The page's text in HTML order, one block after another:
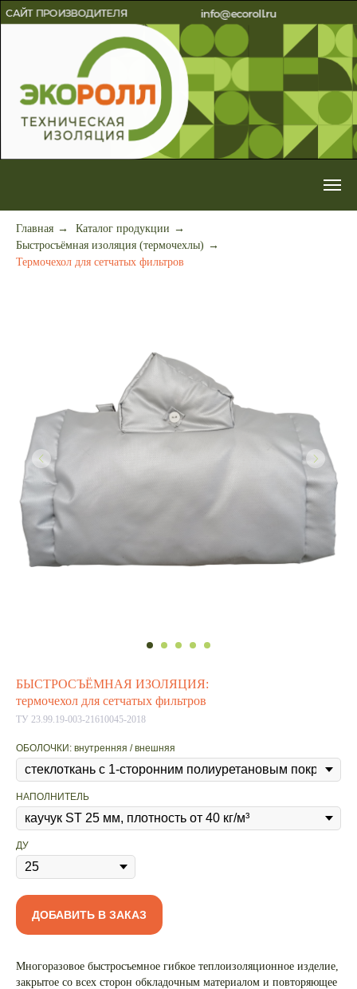
Главная → Каталог продукции →
Быстросъёмная изоляция (термочехлы) →
Термочехол для сетчатых фильтров
БЫСТРОСЪЁМНАЯ ИЗОЛЯЦИЯ:
термочехол для сетчатых фильтров
ТУ 23.99.19-003-21610045-2018
ОБОЛОЧКИ: внутренняя / внешняя
НАПОЛНИТЕЛЬ
ДУ
ДОБАВИТЬ В ЗАКАЗ
Многоразовое быстросъемное гибкое теплоизоляционное изделие,
закрытое со всех сторон обкладочным материалом и повторяющее